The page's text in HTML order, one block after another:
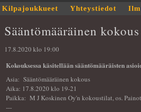
Kilpajoukkueet Yhteystiedot
Sääntömääräinen kokous
17.8.2020 klo 19:00
Kokouksessa käsitellään sääntömääräisten
Asia: Sääntömääräinen kokous
Aika: 17.8.2020 klo 19-21
Paikka: M J Koskinen Oy'n kokoustilat, os.
---